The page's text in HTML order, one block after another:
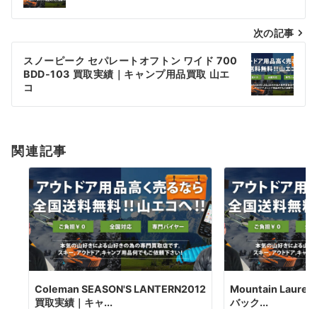
ナ
ビ
ゲ
ー
シ
ン
次の記事
スノーピーク セパレートオフトン ワイド 700
BDD-103 買取実績｜キャンプ用品買取 山エ
コ
関連記事
Coleman SEASON'S LANTERN2012
買取実績｜キャ...
Mountain Laurel
バック...